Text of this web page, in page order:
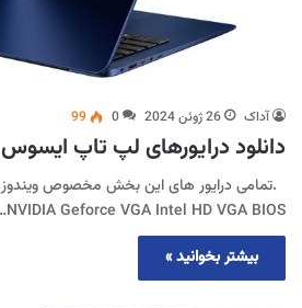
آداک 26 ژوئن 2024 0
99
دانلود درایورهای لپ تاپ ایسوس UX430UN
NVIDIA Geforce VGA Intel HD VGA BIOS…
بیشتر بخوانید »